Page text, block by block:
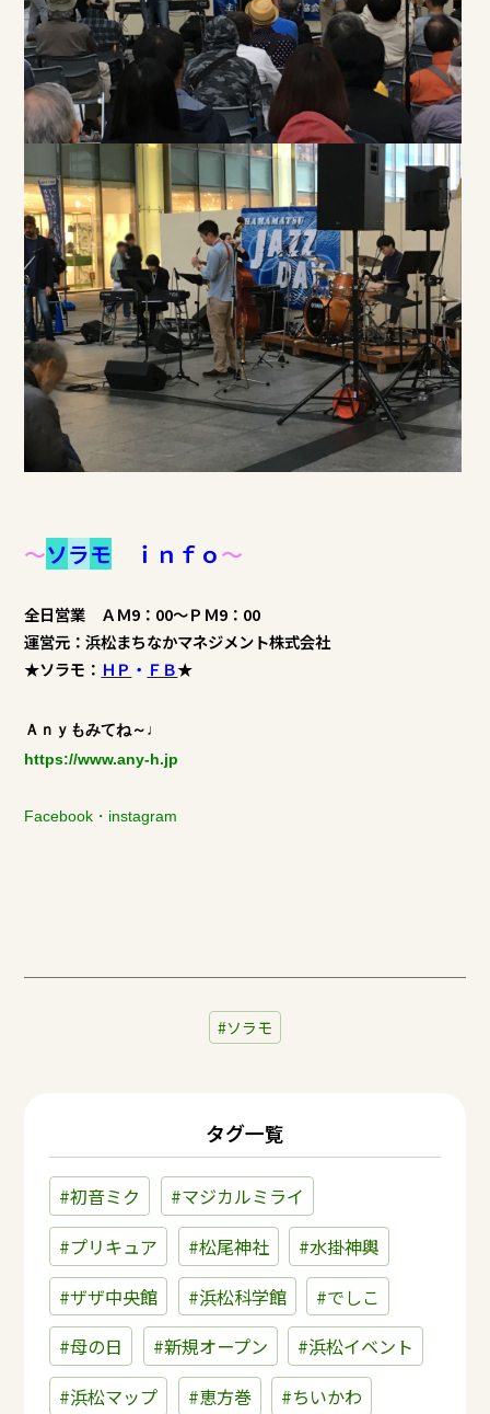
～ソラモ ｉｎｆｏ～
全日営業 ＡＭ9：00～ＰＭ9：00
運営元：浜松まちなかマネジメント株式会社
★ソラモ： ＨＰ ・ ＦＢ★
Ａｎｙもみてね～♩
https://www.any-h.jp
Facebook ・ instagram
ソラモ
タグ一覧
#初音ミク
#マジカルミライ
#プリキュア
#松尾神社
#水掛神輿
#ザザ中央館
#浜松科学館
#でしこ
#母の日
#新規オープン
#浜松イベント
#浜松マップ
#恵方巻 #ちいかわ